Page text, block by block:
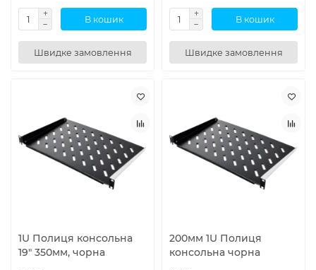
В кошик
Швидке замовлення
В кошик
Швидке замовлення
1U Полиця консольна
19" 350мм, чорна
200мм 1U Полиця
консольна чорна